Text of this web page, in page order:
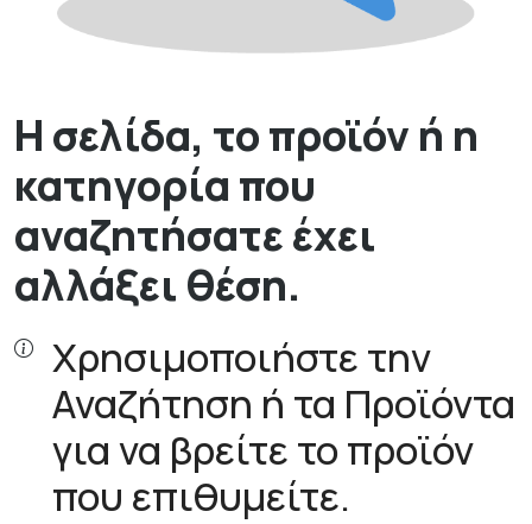
Η σελίδα, το προϊόν ή η
κατηγορία που
αναζητήσατε έχει
αλλάξει θέση.
Χρησιμοποιήστε την
Αναζήτηση ή τα Προϊόντα
για να βρείτε το προϊόν
που επιθυμείτε.